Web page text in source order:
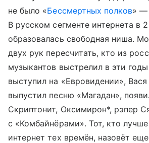
не было «Бессмертных полков» —
В русском сегменте интернета в
образовалась свободная ниша.
двух рук пересчитать, кто из
музыкантов выстрелил в эти
выступил на «Евровидении»,
выпустил песню «Магадан»,
Скриптонит, Оксимирон*, рэпер
с «Комбайнёрами». Тот, кто
интернет тех времён, назовёт